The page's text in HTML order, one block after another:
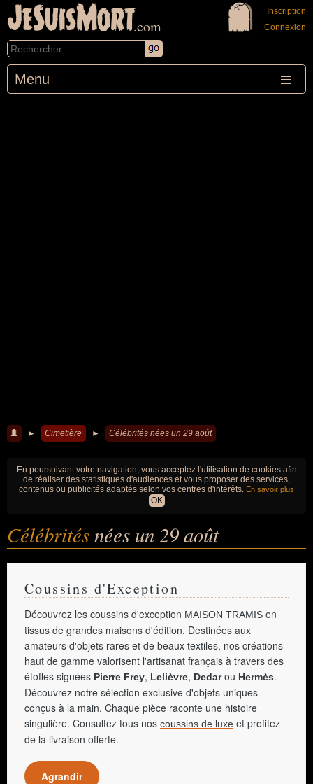
JeSuisMort.com
Menu
Inscription
Connexion
► Cimetière ► Célébrités nées un 29 août
En poursuivant votre navigation, vous acceptez l'utilisation de cookies afin
de réaliser des statistiques d'audiences et vous proposer des services,
contenus ou publicités adaptés selon vos centres d'intérêts. En savoir plus
OK
Célébritésnées un 29 août
Coussins d'Exception
Découvrez les coussins d'exception MAISON TRAMIS en
tissus de grandes maisons d'édition. Destinées aux
amateurs d'objets rares et de beaux textiles, nos créations
haut de gamme valorisent l'artisanat français à travers des
étoffes signées Pierre Frey, Lelièvre, Dedarou Hermès.
Découvrez notre sélection exclusive d'objets uniques
conçus à la main. Chaque pièce raconte une histoire
singulière. Consultez tous nos coussins de luxe et profitez
de la livraison offerte.
Agrandir